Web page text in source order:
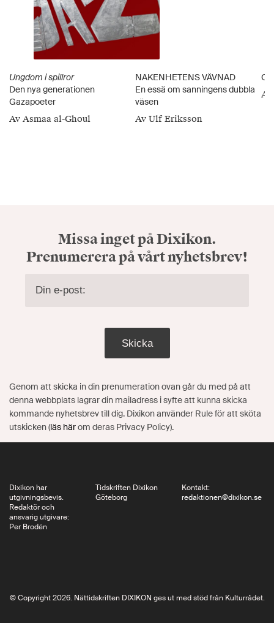
Ungdom i spillror
Den nya generationen
Gazapoeter
Av Asmaa al-Ghoul
NAKENHETENS VÄVNAD
En essä om sanningens dubbla
väsen
Av Ulf Eriksson
Missa inget på Dixikon.
Prenumerera på vårt nyhetsbrev!
Skicka
Genom att skicka in din prenumeration ovan går du med på att
denna webbplats lagrar din mailadress i syfte att kunna skicka
kommande nyhetsbrev till dig. Dixikon använder Rule för att sköta
utskicken (läs härom deras Privacy Policy).
Dixikon har
utgivningsbevis.
Redaktör och
ansvarig utgivare:
Per Brodén
Tidskriften Dixikon
Göteborg
Kontakt:
redaktionen@dixikon.se
© Copyright 2026. Nättidskriften DIXIKON ges ut med stöd från Kulturrådet.